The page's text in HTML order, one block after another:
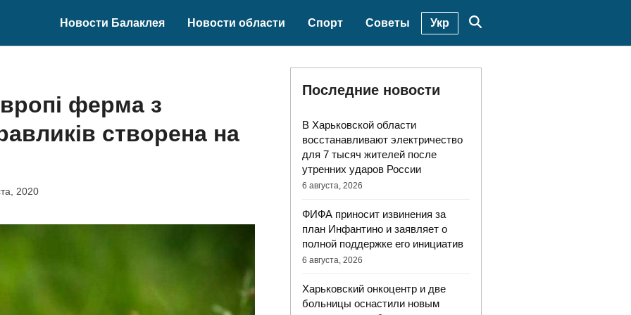
Новости Балаклея Новости области Спорт Советы Укр
ферма з
створена на
2020
Последние новости
В Харьковской области
восстанавливают электричество
для 7 тысяч жителей после
утренних ударов России
6 августа, 2026
ФИФА приносит извинения за
план Инфантино и заявляет о
полной поддержке его инициатив
6 августа, 2026
Харьковский онкоцентр и две
больницы оснастили новым